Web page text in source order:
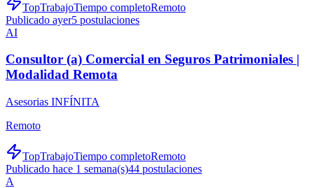
TopTrabajoTiempo completoRemoto
Publicado ayer5 postulaciones
AI
Consultor (a) Comercial en Seguros Patrimoniales |
Modalidad Remota
Asesorias INFÍNITA
Remoto
TopTrabajoTiempo completoRemoto
Publicado hace 1 semana(s)44 postulaciones
A